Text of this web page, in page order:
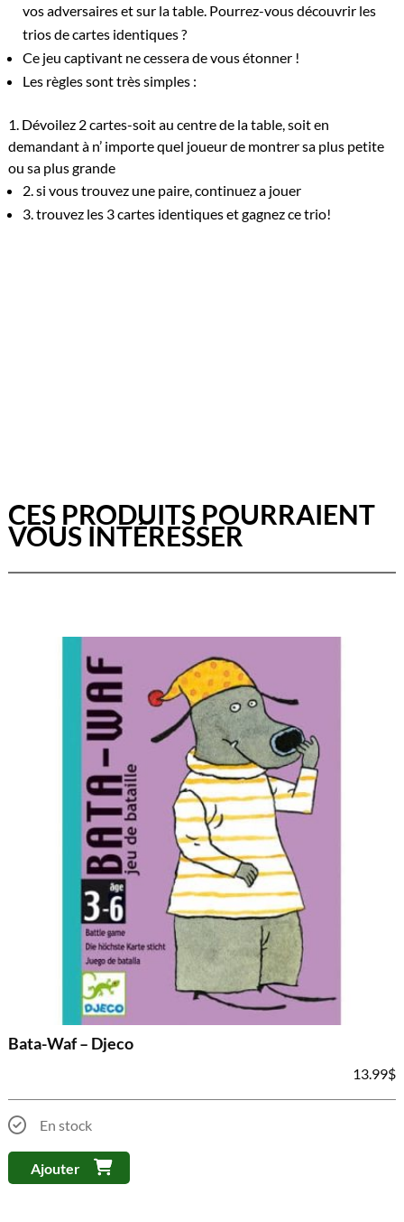
vos adversaires et sur la table. Pourrez-vous découvrir les
trios de cartes identiques ?
Ce jeu captivant ne cessera de vous étonner !
Les règles sont très simples :
1. Dévoilez 2 cartes-soit au centre de la table, soit en
demandant à n’ importe quel joueur de montrer sa plus petite
ou sa plus grande
2. si vous trouvez une paire, continuez a jouer
3. trouvez les 3 cartes identiques et gagnez ce trio!
CES PRODUITS POURRAIENT
VOUS INTÉRESSER
Bata-Waf – Djeco
13.99$
En stock
Ajouter